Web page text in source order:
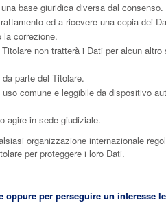
base giuridica diversa dal consenso.
ed a ricevere una copia dei
la correzione.
non tratterà i Dati per alcun
parte del Titolare.
comune e leggibile da dispositivo
agire in sede giudiziale.
organizzazione internazionale
per proteggere i loro Dati.
per perseguire un interesse